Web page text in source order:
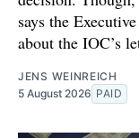
says the
about the IOC’s
JENS WEINREICH
5 August 2026 PAID